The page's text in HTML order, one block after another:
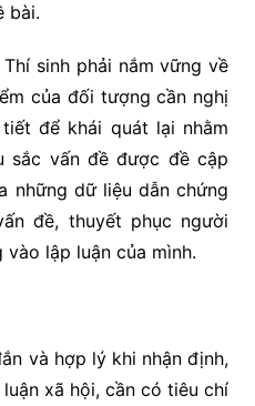
bài.
sinh phải nắm vững về
của đối tượng cần nghị
để khái quát lại nhằm
sắc vấn đề được đề cập
những dữ liệu dẫn chứng
đề, thuyết phục người
lập luận của mình.
và hợp lý khi nhận định,
xã hội, cần có tiêu chí